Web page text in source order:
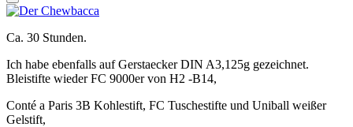
Ca. 30 Stunden.
Ich habe ebenfalls auf Gerstaecker DIN A3,125g gezeichnet.
Bleistifte wieder FC 9000er von H2 -B14,
Conté a Paris 3B Kohlestift, FC Tuschestifte und Uniball weißer
Gelstift,